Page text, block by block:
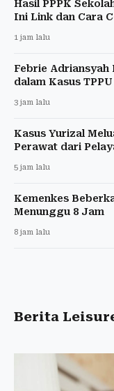
Hasil PPPK
Ini Link dan Cara
1 jam lalu
Febrie Adriansyah
dalam Kasus TPPU
3 jam lalu
Kasus Yurizal
Perawat dari
5 jam lalu
Kemenkes
Menunggu 8 Jam
8 jam lalu
Berita